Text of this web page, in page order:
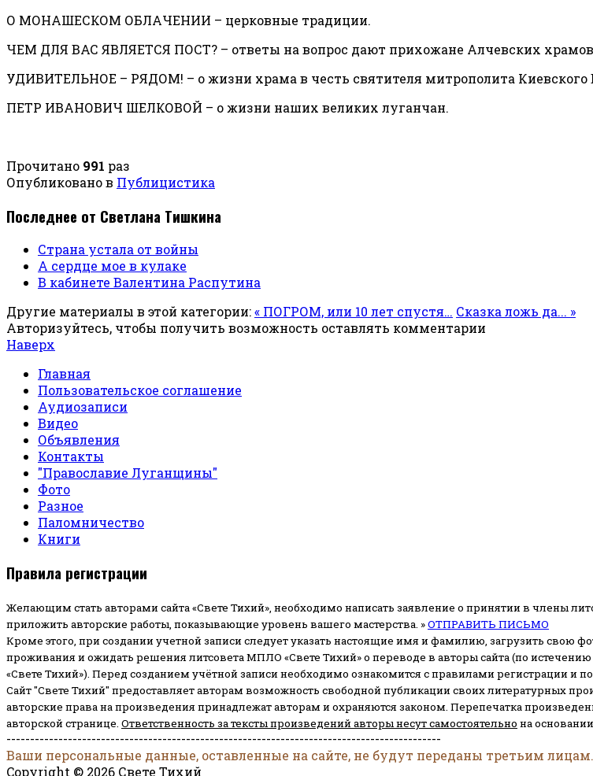
О МОНАШЕСКОМ ОБЛАЧЕНИИ – церковные традиции.
ЧЕМ ДЛЯ ВАС ЯВЛЯЕТСЯ ПОСТ? – ответы на вопрос дают прихожане Алчевских
УДИВИТЕЛЬНОЕ – РЯДОМ! – о жизни храма в честь святителя митрополита Киевского
ПЕТР ИВАНОВИЧ ШЕЛКОВОЙ – о жизни наших великих луганчан.
Прочитано 991 раз
Опубликовано в Публицистика
Последнее от Светлана Тишкина
Страна устала от войны
А сердце мое в кулаке
В кабинете Валентина Распутина
Другие материалы в этой категории:« ПОГРОМ, или 10 лет спустя… Сказка ложь да... »
Авторизуйтесь, чтобы получить возможность оставлять комментарии
Наверх
Главная
Пользовательское соглашение
Аудиозаписи
Видео
Объявления
Контакты
"Православие Луганщины"
Фото
Разное
Паломничество
Книги
Правила регистрации
Желающим стать авторами сайта «Свете Тихий», необходимо написать заявление о принятии в члены
приложить авторские работы, показывающие уровень вашего мастерства. »ОТПРАВИТЬ ПИСЬМО
Кроме этого, при создании учетной записи следует указать настоящие имя и фамилию, загрузить свою
проживания и ожидать решения литсовета МПЛО «Свете Тихий» о переводе в авторы сайта (по
«Свете Тихий»). Перед созданием учётной записи необходимо ознакомится с правилами регистрации и
Сайт "Свете Тихий" предоставляет авторам возможность свободной публикации своих литературных
авторские права на произведения принадлежат авторам и охраняются законом. Перепечатка
авторской странице. Ответственность за тексты произведений авторы несут самостоятельно на
--------------------------------------------------------------------------------------------
Ваши персональные данные, оставленные на сайте, не будут переданы третьим лицам.
Copyright © 2026 Свете Тихий